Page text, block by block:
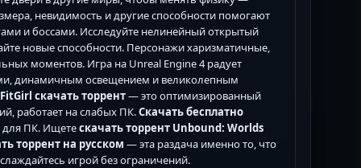
невидимость и другие способности помогают
и боссами. Исследуйте нелинейный открытый
новые способности. Персонажи харизматичные,
моментов. Игра на Unreal Engine 4 радует
динамичным освещением и великолепным
скачать торрент— это оптимизированный
работает на слабых ПК.Скачать бесплатно
для ПК. Ищетескачать торрент Unbound: Worlds
торрент на русском — эта раздача именно то, что
игрой без ограничений.